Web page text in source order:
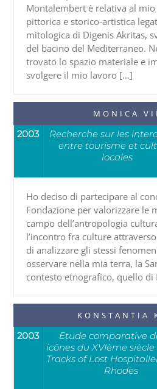
Montalembert è relativa al
pittorica e storico-artistica
mitologica di Digenis Akritas,
del bacino del Mediterraneo.
trovato lo spazio materiale e
svolgere il mio lavoro […]
MONICA
2003
Recherche sur les
entre tourisme et
locales
Ho deciso di partecipare al
Fondazione per valorizzare le
campo dell’antropologia
l’incontro fra culture
di analizzare gli stessi
osservare nella mia terra, la
contesto etnografico, quello di
KONSTANTIA
2003
Etude comparative
icônes du XVIème
Tracks of Lost
Rhodes